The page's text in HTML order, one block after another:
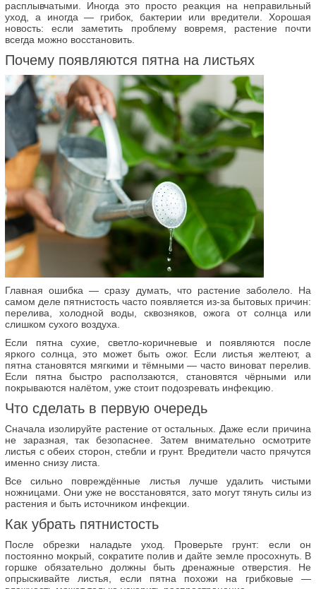
расплывчатыми. Иногда это просто реакция на неправильный
уход, а иногда — грибок, бактерии или вредители. Хорошая
новость: если заметить проблему вовремя, растение почти
всегда можно восстановить.
Почему появляются пятна на листьях
Главная ошибка — сразу думать, что растение заболело. На
самом деле пятнистость часто появляется из-за бытовых причин:
перелива, холодной воды, сквозняков, ожога от солнца или
слишком сухого воздуха.
Если пятна сухие, светло-коричневые и появляются после
яркого солнца, это может быть ожог. Если листья желтеют, а
пятна становятся мягкими и тёмными — часто виноват перелив.
Если пятна быстро расползаются, становятся чёрными или
покрываются налётом, уже стоит подозревать инфекцию.
Что сделать в первую очередь
Сначала изолируйте растение от остальных. Даже если причина
не заразная, так безопаснее. Затем внимательно осмотрите
листья с обеих сторон, стебли и грунт. Вредители часто прячутся
именно снизу листа.
Все сильно повреждённые листья лучше удалить чистыми
ножницами. Они уже не восстановятся, зато могут тянуть силы из
растения и быть источником инфекции.
Как убрать пятнистость
После обрезки наладьте уход. Проверьте грунт: если он
постоянно мокрый, сократите полив и дайте земле просохнуть. В
горшке обязательно должны быть дренажные отверстия. Не
опрыскивайте листья, если пятна похожи на грибковые —